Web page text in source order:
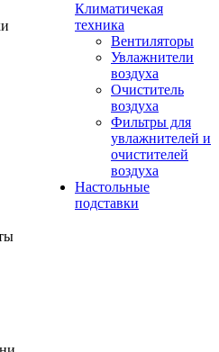
Климатичекая
техника
Вентиляторы
Увлажнители
воздуха
Очиститель
воздуха
Фильтры для
увлажнителей и
очистителей
воздуха
Настольные
подставки